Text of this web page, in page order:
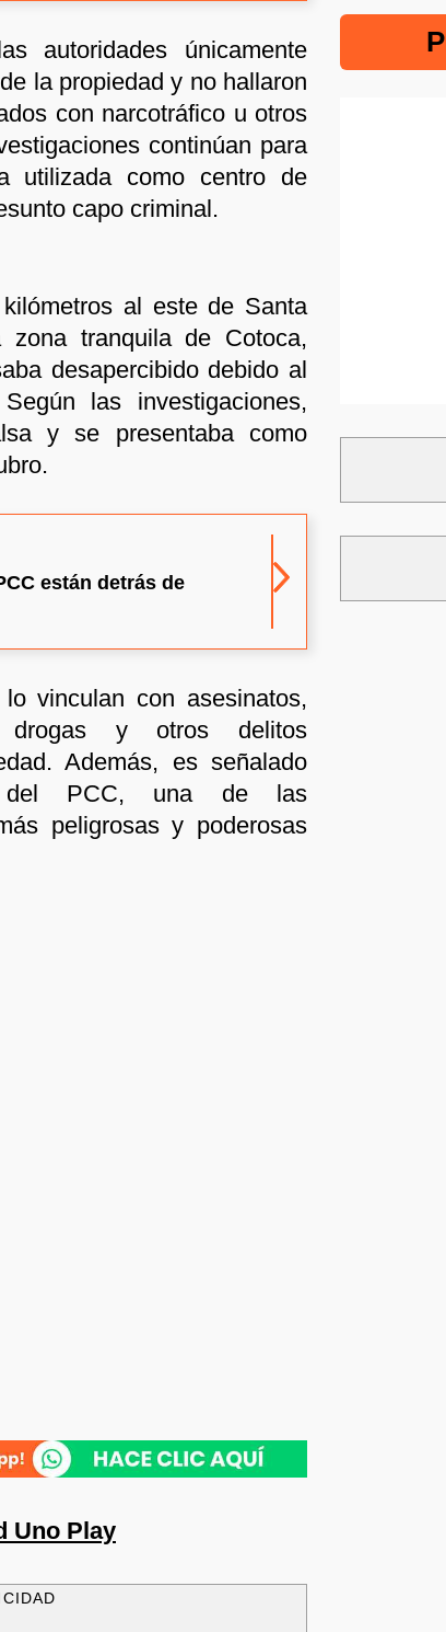
autoridades únicamente
la propiedad y no hallaron
con narcotráfico u otros
continúan para
utilizada como centro de
capo criminal.
al este de Santa
tranquila de Cotoca,
desapercibido debido al
las investigaciones,
y se presentaba como
están detrás de
vinculan con asesinatos,
drogas y otros delitos
Además, es señalado
del PCC, una de las
peligrosas y poderosas
Uno Play